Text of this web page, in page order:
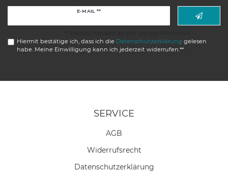
E-MAIL **
Hiermit bestätige ich, dass ich die Daten­schutz­erklärung gelesen
habe. Meine Einwilligung kann ich jederzeit widerrufen.**
SERVICE
AGB
Widerrufs­recht
Daten­schutz­erklärung